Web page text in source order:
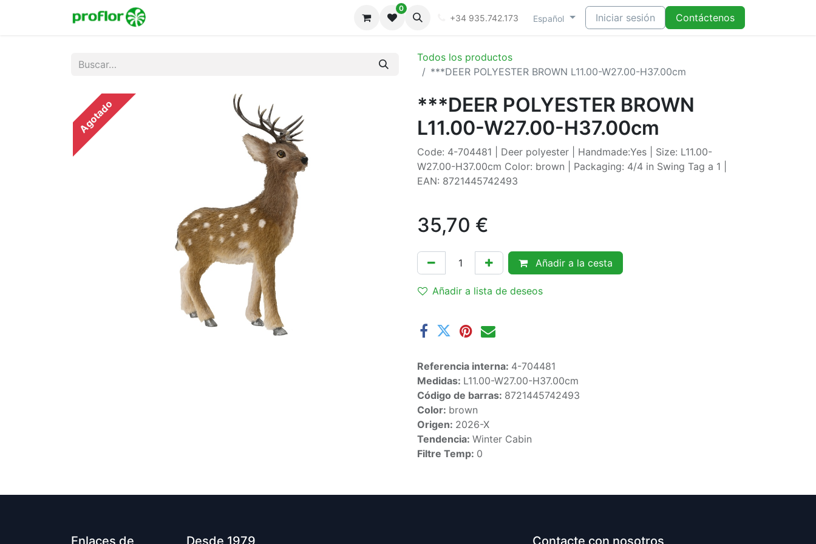
0
+34 935.742.173 Español Iniciar sesión Contáctenos
Todos los productos
***DEER POLYESTER BROWN L11.00-W27.00-H37.00cm
Agotado
***DEER POLYESTER BROWN
L11.00-W27.00-H37.00cm
Code: 4-704481 | Deer polyester | Handmade:Yes | Size: L11.00-
W27.00-H37.00cm Color: brown | Packaging: 4/4 in Swing Tag a 1 |
EAN: 8721445742493
35,70 €
Añadir a la cesta
Añadir a lista de deseos
Referencia interna: 4-704481
Medidas: L11.00-W27.00-H37.00cm
Código de barras: 8721445742493
Color: brown
Origen: 2026-X
Tendencia: Winter Cabin
Filtre Temp: 0
Enlaces de Desde 1979 Contacte con nosotros